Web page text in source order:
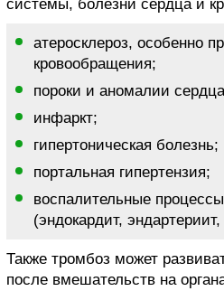
системы, болезни сердца и
атеросклероз, особенно
кровообращения;
пороки и аномалии
инфаркт;
гипертоническая болезнь;
портальная гипертензия;
воспалительные
(эндокардит,
Также тромбоз может
после вмешательств на